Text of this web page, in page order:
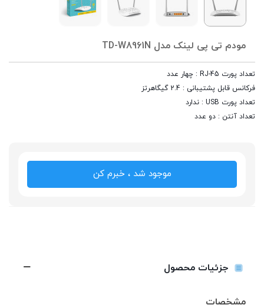
مودم تی پی لینک مدل TD-W8961N
تعداد پورت RJ-45 : چهار عدد
فرکانس قابل پشتیبانی : 2.4 گیگاهرتز
تعداد پورت USB : ندارد
تعداد آنتن : دو عدد
موجود شد ، خبرم کن
جزئیات محصول
مشخصات